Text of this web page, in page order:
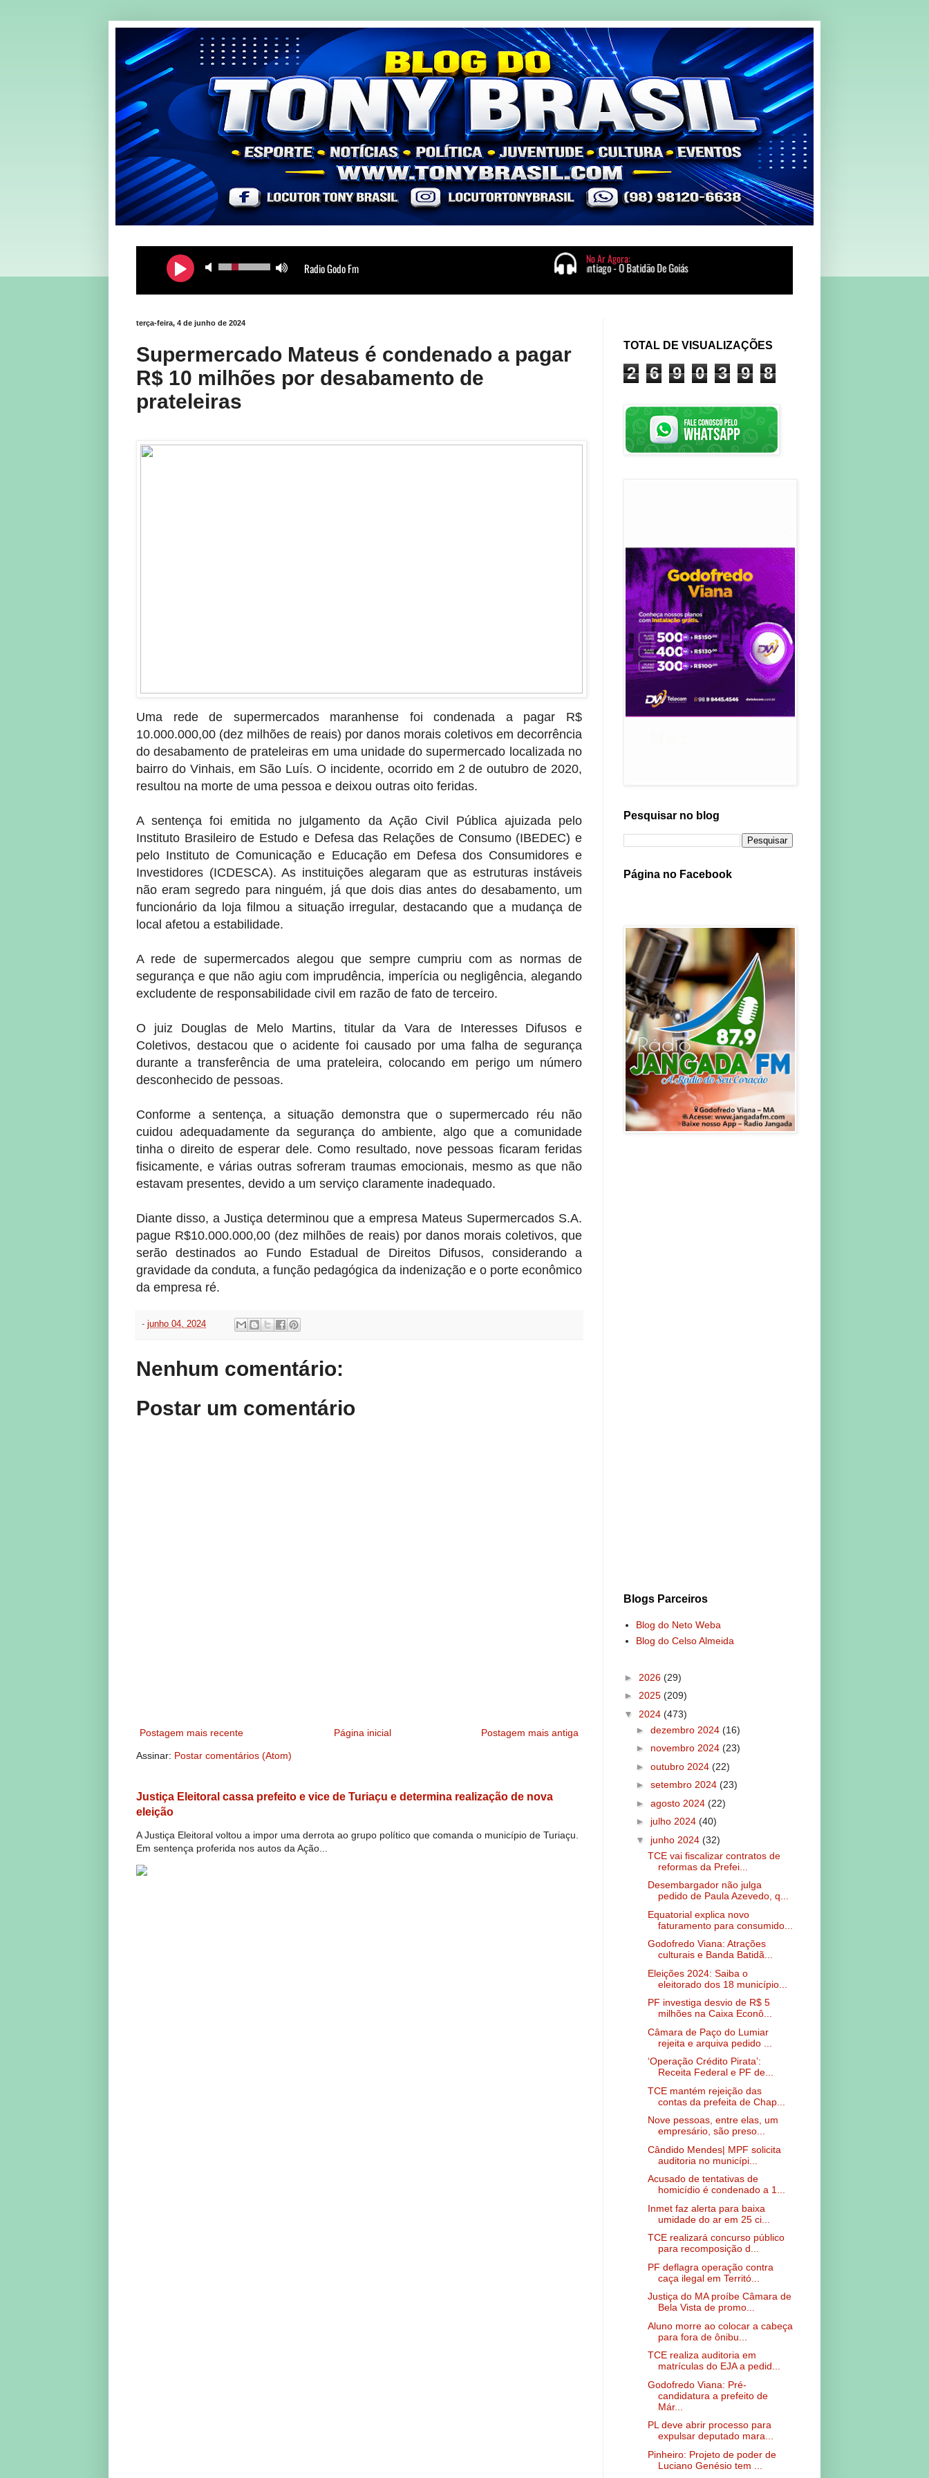
terça-feira, 4 de junho de 2024
Supermercado Mateus é condenado a pagar
R$ 10 milhões por desabamento de
prateleiras
Uma rede de supermercados maranhense foi condenada a pagar R$
10.000.000,00 (dez milhões de reais) por danos morais coletivos em decorrência
do desabamento de prateleiras em uma unidade do supermercado localizada no
bairro do Vinhais, em São Luís. O incidente, ocorrido em 2 de outubro de 2020,
resultou na morte de uma pessoa e deixou outras oito feridas.
A sentença foi emitida no julgamento da Ação Civil Pública ajuizada pelo
Instituto Brasileiro de Estudo e Defesa das Relações de Consumo (IBEDEC) e
pelo Instituto de Comunicação e Educação em Defesa dos Consumidores e
Investidores (ICDESCA). As instituições alegaram que as estruturas instáveis
não eram segredo para ninguém, já que dois dias antes do desabamento, um
funcionário da loja filmou a situação irregular, destacando que a mudança de
local afetou a estabilidade.
A rede de supermercados alegou que sempre cumpriu com as normas de
segurança e que não agiu com imprudência, imperícia ou negligência, alegando
excludente de responsabilidade civil em razão de fato de terceiro.
O juiz Douglas de Melo Martins, titular da Vara de Interesses Difusos e
Coletivos, destacou que o acidente foi causado por uma falha de segurança
durante a transferência de uma prateleira, colocando em perigo um número
desconhecido de pessoas.
Conforme a sentença, a situação demonstra que o supermercado réu não
cuidou adequadamente da segurança do ambiente, algo que a comunidade
tinha o direito de esperar dele. Como resultado, nove pessoas ficaram feridas
fisicamente, e várias outras sofreram traumas emocionais, mesmo as que não
estavam presentes, devido a um serviço claramente inadequado.
Diante disso, a Justiça determinou que a empresa Mateus Supermercados S.A.
pague R$10.000.000,00 (dez milhões de reais) por danos morais coletivos, que
serão destinados ao Fundo Estadual de Direitos Difusos, considerando a
gravidade da conduta, a função pedagógica da indenização e o porte econômico
da empresa ré.
- junho 04, 2024
Nenhum comentário:
Postar um comentário
Postagem mais recente Postagem mais antiga
Página inicial
Assinar: Postar comentários (Atom)
Justiça Eleitoral cassa prefeito e vice de Turiaçu e determina realização de nova
eleição
A Justiça Eleitoral voltou a impor uma derrota ao grupo político que comanda o município de Turiaçu.
Em sentença proferida nos autos da Ação...
TOTAL DE VISUALIZAÇÕES
2 6 9 0 3 9 8
Pesquisar no blog
Página no Facebook
Blogs Parceiros
Blog do Neto Weba
Blog do Celso Almeida
► 2026 (29)
► 2025 (209)
▼ 2024 (473)
► dezembro 2024 (16)
► novembro 2024 (23)
► outubro 2024 (22)
► setembro 2024 (23)
► agosto 2024 (22)
► julho 2024 (40)
▼ junho 2024 (32)
TCE vai fiscalizar contratos de
reformas da Prefei...
Desembargador não julga
pedido de Paula Azevedo, q...
Equatorial explica novo
faturamento para consumido...
Godofredo Viana: Atrações
culturais e Banda Batidã...
Eleições 2024: Saiba o
eleitorado dos 18 município...
PF investiga desvio de R$ 5
milhões na Caixa Econô...
Câmara de Paço do Lumiar
rejeita e arquiva pedido ...
‘Operação Crédito Pirata’:
Receita Federal e PF de...
TCE mantém rejeição das
contas da prefeita de Chap...
Nove pessoas, entre elas, um
empresário, são preso...
Cândido Mendes| MPF solicita
auditoria no municípi...
Acusado de tentativas de
homicídio é condenado a 1...
Inmet faz alerta para baixa
umidade do ar em 25 ci...
TCE realizará concurso público
para recomposição d...
PF deflagra operação contra
caça ilegal em Territó...
Justiça do MA proíbe Câmara de
Bela Vista de promo...
Aluno morre ao colocar a cabeça
para fora de ônibu...
TCE realiza auditoria em
matrículas do EJA a pedid...
Godofredo Viana: Pré-
candidatura a prefeito de
Már...
PL deve abrir processo para
expulsar deputado mara...
Pinheiro: Projeto de poder de
Luciano Genésio tem ...